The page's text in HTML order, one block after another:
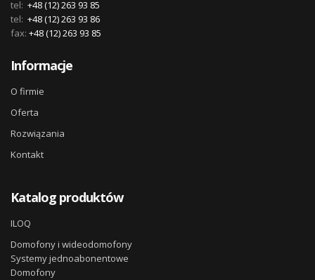
tel: +48 (12) 263 93 85
tel: +48 (12) 263 93 86
fax: +48 (12) 263 93 85
Informacje
O firmie
Oferta
Rozwiązania
Kontakt
Katalog produktów
ILOQ
Domofony i wideodomofony
Systemy jednoabonentowe
Domofony